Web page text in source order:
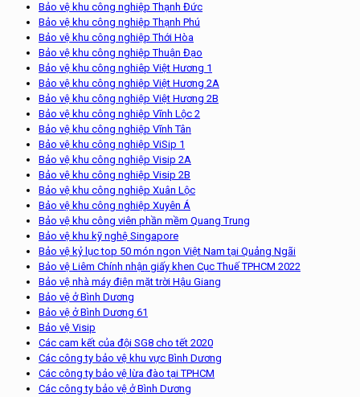
Bảo vệ khu công nghiệp Thạnh Đức
Bảo vệ khu công nghiệp Thạnh Phú
Bảo vệ khu công nghiệp Thới Hòa
Bảo vệ khu công nghiệp Thuận Đạo
Bảo vệ khu công nghiêp Việt Hương 1
Bảo vệ khu công nghiệp Việt Hương 2A
Bảo vệ khu công nghiệp Việt Hương 2B
Bảo vệ khu công nghiệp Vĩnh Lộc 2
Bảo vệ khu công nghiệp Vĩnh Tân
Bảo vệ khu công nghiệp ViSip 1
Bảo vệ khu công nghiệp Visip 2A
Bảo vệ khu công nghiệp Visip 2B
Bảo vệ khu công nghiệp Xuân Lộc
Bảo vệ khu công nghiệp Xuyên Á
Bảo vệ khu công viên phần mềm Quang Trung
Bảo vệ khu kỹ nghệ Singapore
Bảo vệ kỷ lục top 50 món ngon Việt Nam tại Quảng Ngãi
Bảo vệ Liêm Chính nhận giấy khen Cục Thuế TPHCM 2022
Bảo vệ nhà máy điện mặt trời Hậu Giang
Bảo vệ ở Bình Dương
Bảo vệ ở Bình Dương 61
Bảo vệ Visip
Các cam kết của đội SG8 cho tết 2020
Các công ty bảo vệ khu vực Bình Dương
Các công ty bảo vệ lừa đào tại TPHCM
Các công ty bảo vệ ở Bình Dương